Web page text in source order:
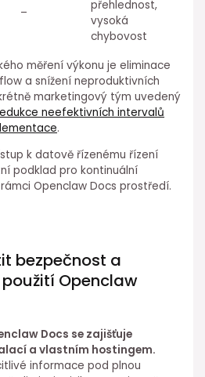
–
přehlednost,
vysoká
chybovost
měření výkonu je eliminace
a snížení neproduktivních
marketingový tým uvedený
neefektivních intervalů
.
k⁢ datově řízenému řízení
podklad pro kontinuální
Openclaw Docs prostředí.
bezpečnost a
Openclaw
Docs se zajišťuje
a vlastním hostingem.
informace pod plnou